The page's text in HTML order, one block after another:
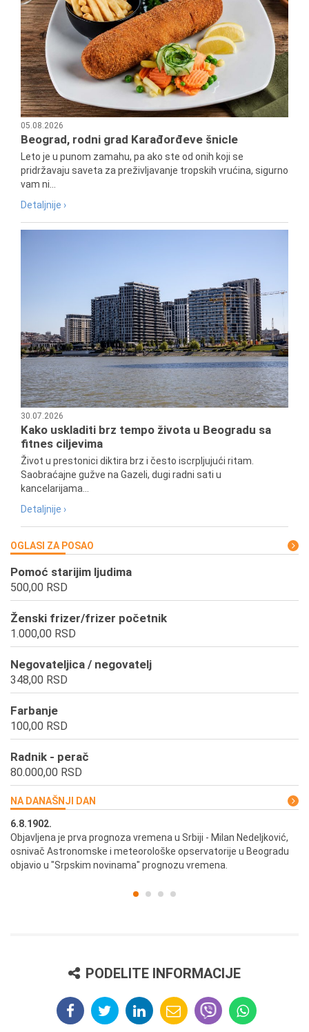
05.08.2026
Beograd, rodni grad Karađorđeve šnicle
Leto je u punom zamahu, pa ako ste od onih koji se
pridržavaju saveta za preživljavanje tropskih vrućina, sigurno
vam ni...
Detaljnije ›
30.07.2026
Kako uskladiti brz tempo života u Beogradu sa
fitnes ciljevima
Život u prestonici diktira brz i često iscrpljujući ritam.
Saobraćajne gužve na Gazeli, dugi radni sati u
kancelarijama...
Detaljnije ›
OGLASI ZA POSAO
Pomoć starijim ljudima
500,00 RSD
Ženski frizer/frizer početnik
1.000,00 RSD
Negovateljica / negovatelj
348,00 RSD
Farbanje
100,00 RSD
Radnik - perač
80.000,00 RSD
NA DANAŠNJI DAN
6.8.1902.
Objavljena je prva prognoza vremena u Srbiji - Milan Nedeljković,
osnivač Astronomske i meteorološke opservatorije u Beogradu
objavio u "Srpskim novinama" prognozu vremena.
PODELITE INFORMACIJE